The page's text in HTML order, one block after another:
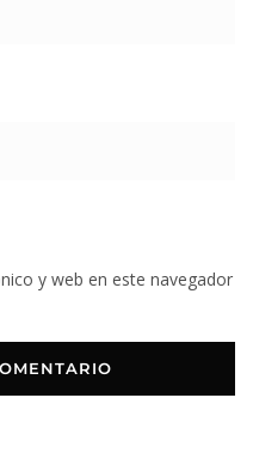
y web en este navegador